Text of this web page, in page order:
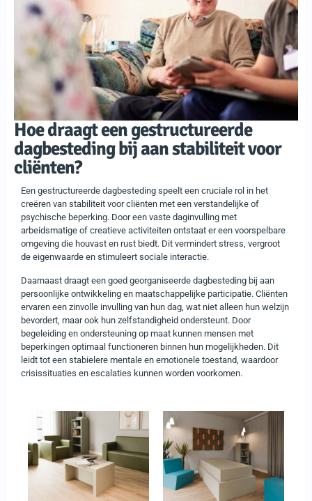
Hoe draagt een gestructureerde
dagbesteding bij aan stabiliteit voor
cliënten?
Een gestructureerde dagbesteding speelt een cruciale rol in het
creëren van stabiliteit voor cliënten met een verstandelijke of
psychische beperking. Door een vaste daginvulling met
arbeidsmatige of creatieve activiteiten ontstaat er een voorspelbare
omgeving die houvast en rust biedt. Dit vermindert stress, vergroot
de eigenwaarde en stimuleert sociale interactie.
Daarnaast draagt een goed georganiseerde dagbesteding bij aan
persoonlijke ontwikkeling en maatschappelijke participatie. Cliënten
ervaren een zinvolle invulling van hun dag, wat niet alleen hun welzijn
bevordert, maar ook hun zelfstandigheid ondersteunt. Door
begeleiding en ondersteuning op maat kunnen mensen met
beperkingen optimaal functioneren binnen hun mogelijkheden. Dit
leidt tot een stabielere mentale en emotionele toestand, waardoor
crisissituaties en escalaties kunnen worden voorkomen.